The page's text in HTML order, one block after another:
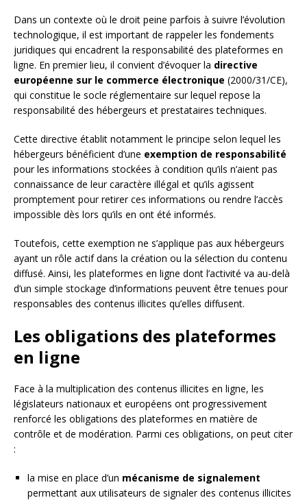
Dans un contexte où le droit peine parfois à suivre l’évolution
technologique, il est important de rappeler les fondements
juridiques qui encadrent la responsabilité des plateformes en
ligne. En premier lieu, il convient d’évoquer la directive
européenne sur le commerce électronique (2000/31/CE),
qui constitue le socle réglementaire sur lequel repose la
responsabilité des hébergeurs et prestataires techniques.
Cette directive établit notamment le principe selon lequel les
hébergeurs bénéficient d’une exemption de responsabilité
pour les informations stockées à condition qu’ils n’aient pas
connaissance de leur caractère illégal et qu’ils agissent
promptement pour retirer ces informations ou rendre l’accès
impossible dès lors qu’ils en ont été informés.
Toutefois, cette exemption ne s’applique pas aux hébergeurs
ayant un rôle actif dans la création ou la sélection du contenu
diffusé. Ainsi, les plateformes en ligne dont l’activité va au-delà
d’un simple stockage d’informations peuvent être tenues pour
responsables des contenus illicites qu’elles diffusent.
Les obligations des plateformes
en ligne
Face à la multiplication des contenus illicites en ligne, les
législateurs nationaux et européens ont progressivement
renforcé les obligations des plateformes en matière de
contrôle et de modération. Parmi ces obligations, on peut citer
:
la mise en place d’un mécanisme de signalement
permettant aux utilisateurs de signaler des contenus illicites